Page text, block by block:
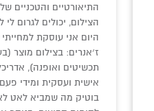
התיאורטיים והטכניים
הצילום, יכולים לגרום לי
היום אני עוסקת למחייתי
ז׳אנרים: בצילום מוצר
תכשיטים ואופנה),
אישית ועסקית ומידי פעם
בוטיק מה שמביא לאט